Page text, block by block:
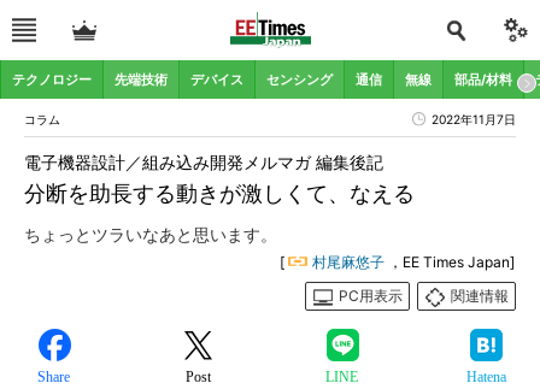
テクノロジー 先端技術 デバイス センシング 通信 無線 部品/材料
コラム 2022年11月7日
分断を助長する動きが激しくて、なえる
電子機器設計／組み込み開発メルマガ 編集後記
ちょっとツラいなあと思います。
[ 村尾麻悠子 ，EE Times Japan]
PC用表示
関連情報
Share Post LINE Hatena